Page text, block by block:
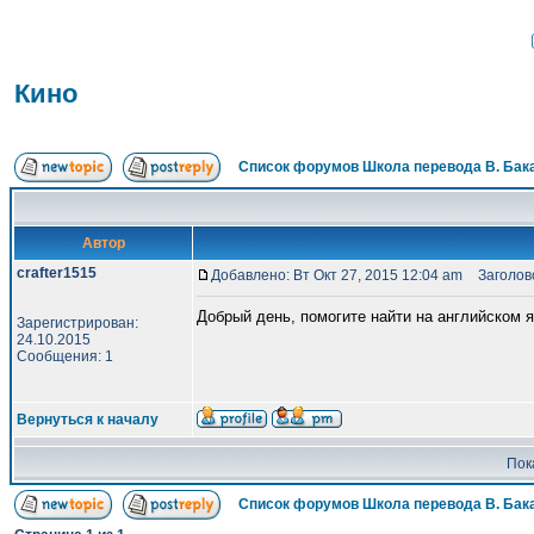
Кино
Список форумов Школа перевода В.
Автор
crafter1515
Зарегистрирован:
24.10.2015
Сообщения: 1
Добавлено: Вт Окт 27, 2015 12:04 am
Добрый день, помогите найти на английском
Вернуться к началу
Список форумов Школа перевода В.